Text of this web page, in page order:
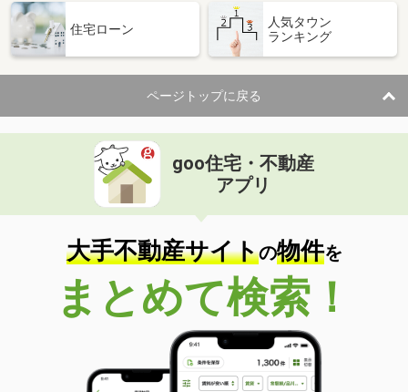
住 所
東京都練馬区高野台３
専有面積 23.18m²
間取り
1K
東京都世田谷区尾山台１
価 格
15.80万円
住 所
東京都世田谷区尾山台１
専有面積 40.95m²
間取り
2DK
東京都中央区築地６丁目
価 格
23万円
東京都中央区築地６丁目
48.44m²
間取り
1LDK
住宅ローン
人気タウン
ランキング
ページトップに戻る
goo住宅・不動産
アプリ
大手不動産サイトの物件を
まとめて検索！